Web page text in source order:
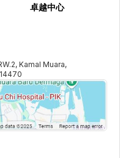
卓越中心
Kamal Muara,